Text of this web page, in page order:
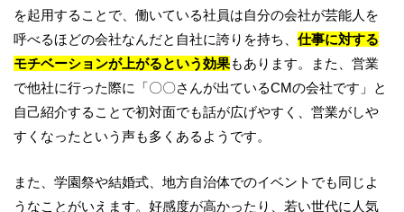
を起用することで、働いている社員は自分の会社が芸能人を
呼べるほどの会社なんだと自社に誇りを持ち、 仕事に対する
モチベーションが上がるという効果もあります。また、営業
で他社に行った際に「〇〇さんが出ているCMの会社です」と
自己紹介することで初対面でも話が広げやすく、営業がしや
すくなったという声も多くあるようです。
また、学園祭や結婚式、地方自治体でのイベントでも同じよ
うなことがいえます。好感度が高かったり、若い世代に人気